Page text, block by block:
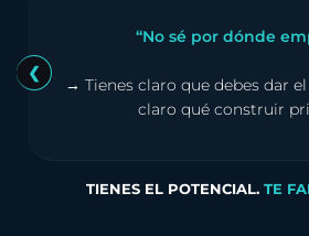
❮
“No sé por dónde
→ Tienes claro que debes dar
claro qué construir
TIENES EL POTENCIAL. TE